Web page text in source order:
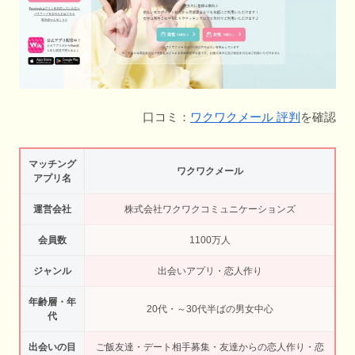
口コミ： ワクワクメール 評判 を確認
マッチング
アプリ名
ワクワクメール
運営会社 株式会社ワクワクコミュニケーションズ
会員数 1100万人
ジャンル 出会いアプリ・恋人作り
年齢層・年
代
20代・～30代半ばの男女中心
出会いの目
ご飯友達・デート相手募集・友達からの恋人作り・恋